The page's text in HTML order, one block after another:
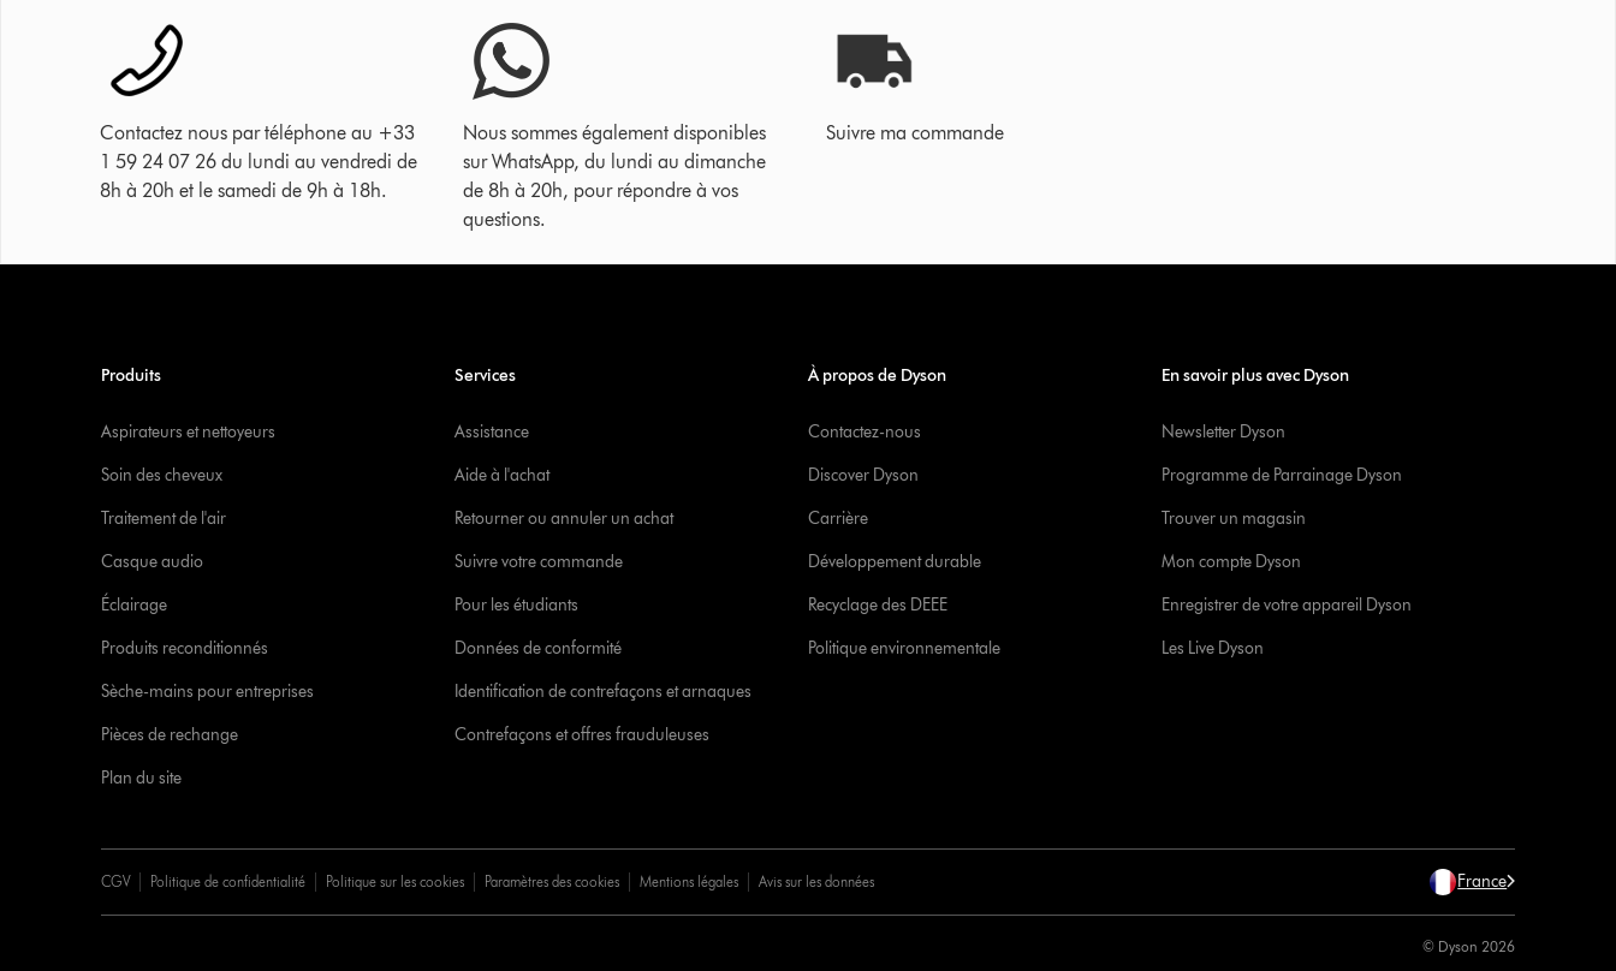
Contactez nous par téléphone au +33
1 59 24 07 26 du lundi au vendredi de
8h à 20h et le samedi de 9h à 18h.
Nous sommes également disponibles
sur WhatsApp, du lundi au dimanche
de 8h à 20h, pour répondre à vos
questions.
Suivre ma commande
Produits
Aspirateurs et nettoyeurs
Soin des cheveux
Traitement de l'air
Casque audio
Éclairage
Produits reconditionnés
Sèche-mains pour entreprises
Pièces de rechange
Plan du site
Services
Assistance
Aide à l'achat
Retourner ou annuler un achat
Suivre votre commande
Pour les étudiants
Données de conformité
Identification de contrefaçons et arnaques
Contrefaçons et offres frauduleuses
À propos de Dyson
Contactez-nous
Discover Dyson
Carrière
Développement durable
Recyclage des DEEE
Politique environnementale
En savoir plus avec Dyson
Newsletter Dyson
Programme de Parrainage Dyson
Trouver un magasin
Mon compte Dyson
Enregistrer de votre appareil Dyson
Les Live Dyson
CGV Politique de confidentialité Politique sur les cookies Paramètres des cookies Mentions légales Avis sur les données France
© Dyson 2026